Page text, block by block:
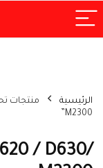
الرئيسية
M2300”
/ D630/